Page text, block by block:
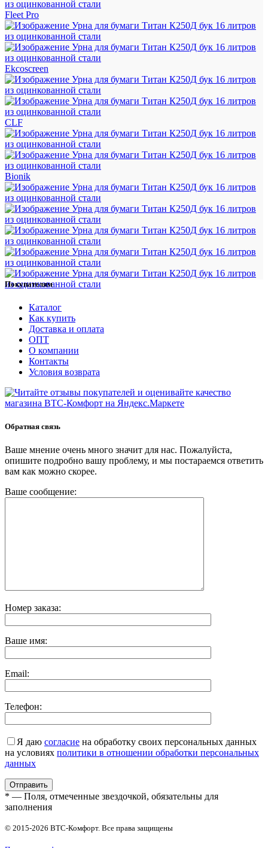
Fleet Pro
Ekcoscreen
CLF
Bionik
Покупателям
Каталог
Как купить
Доставка и оплата
ОПТ
О компании
Контакты
Условия возврата
Обратная связь
Ваше мнение очень много значит для нас. Пожалуйста,
опишите подробно вашу проблему, и мы постараемся ответить
вам как можно скорее.
Ваше сообщение:
Номер заказа:
Ваше имя:
Email:
Телефон:
Я даю согласие на обработку своих персональных данных
на условиях политики в отношении обработки персональных
данных
* — Поля, отмеченные звездочкой, обязательны для
заполнения
© 2015-2026 ВТС-Комфорт. Все права защищены